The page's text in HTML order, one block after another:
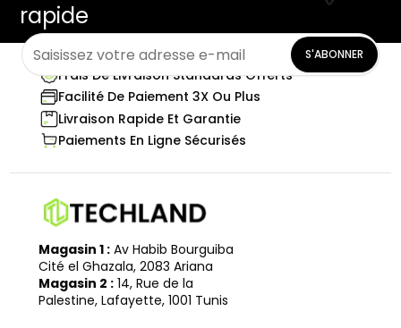
rapide
S'ABONNER
Frais De Livraison Standards Offerts
Facilité De Paiement 3X Ou Plus
Livraison Rapide Et Garantie
Paiements En Ligne Sécurisés
Magasin 1 : Av Habib Bourguiba
Cité el Ghazala, 2083 Ariana
Magasin 2 : 14, Rue de la
Palestine, Lafayette, 1001 Tunis